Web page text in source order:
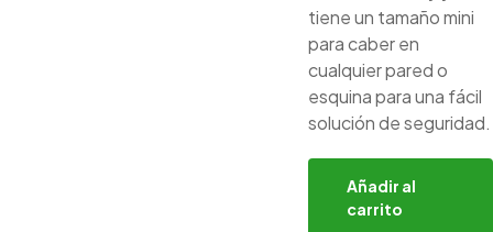
tiene un tamaño mini
para caber en
cualquier pared o
esquina para una fácil
solución de seguridad.
Añadir al
carrito